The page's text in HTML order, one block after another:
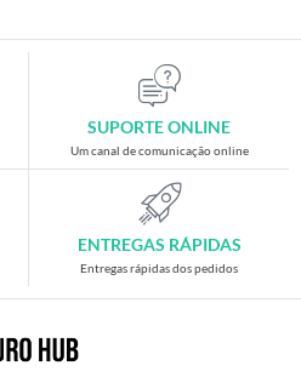
SUPORTE ONLINE
Um canal de comunicação online
ENTREGAS RÁPIDAS
Entregas rápidas dos pedidos